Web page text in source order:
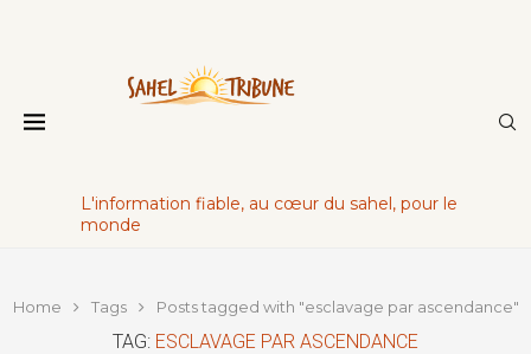
L'information fiable, au cœur du sahel, pour le
monde
Home Tags Posts tagged with "esclavage par ascendance"
TAG: ESCLAVAGE PAR ASCENDANCE